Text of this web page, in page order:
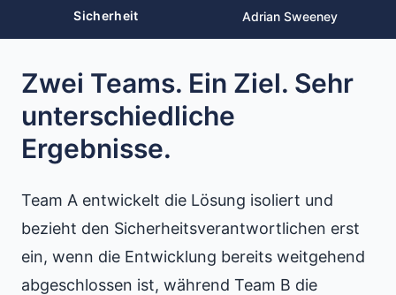
Sicherheit
Adrian Sweeney
Zwei Teams. Ein Ziel. Sehr
unterschiedliche
Ergebnisse.
Team A entwickelt die Lösung isoliert und
bezieht den Sicherheitsverantwortlichen erst
ein, wenn die Entwicklung bereits weitgehend
abgeschlossen ist, während Team B die